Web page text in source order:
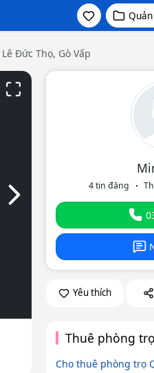
Đức Thọ, Gò Vấp
Slide tiếp theo
4 tin đăng
Yêu thích
Thuê phòng
Cho thuê phòng trọ